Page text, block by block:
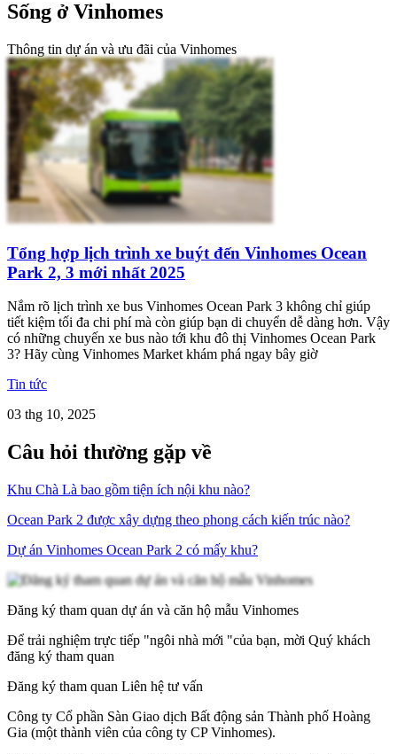
Sống ở Vinhomes
Thông tin dự án và ưu đãi của Vinhomes
Tổng hợp lịch trình xe buýt đến Vinhomes Ocean
Park 2, 3 mới nhất 2025
Nắm rõ lịch trình xe bus Vinhomes Ocean Park 3 không chỉ giúp
tiết kiệm tối đa chi phí mà còn giúp bạn di chuyển dễ dàng hơn. Vậy
có những chuyến xe bus nào tới khu đô thị Vinhomes Ocean Park
3? Hãy cùng Vinhomes Market khám phá ngay bây giờ
Tin tức
03 thg 10, 2025
Câu hỏi thường gặp về
Khu Chà Là bao gồm tiện ích nội khu nào?
Ocean Park 2 được xây dựng theo phong cách kiến trúc nào?
Dự án Vinhomes Ocean Park 2 có mấy khu?
Đăng ký tham quan dự án và căn hộ mẫu Vinhomes
Để trải nghiệm trực tiếp "ngôi nhà mới "của bạn, mời Quý khách
đăng ký tham quan
Đăng ký tham quan Liên hệ tư vấn
Công ty Cổ phần Sàn Giao dịch Bất động sản Thành phố Hoàng
Gia (một thành viên của công ty CP Vinhomes).